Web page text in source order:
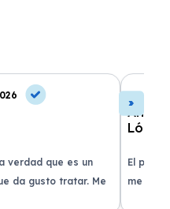
verdad que es un
da gusto tratar. Me
El
me